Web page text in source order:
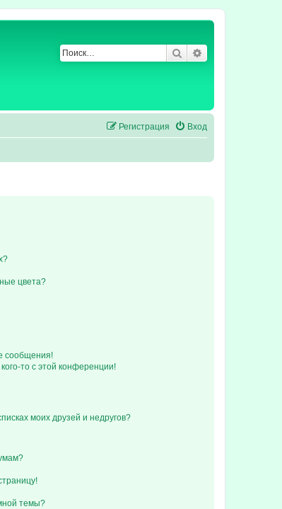
Поиск
Вход
Регистрация
цвета?
сообщения!
то с этой конференции!
моих друзей и недругов?
темы?